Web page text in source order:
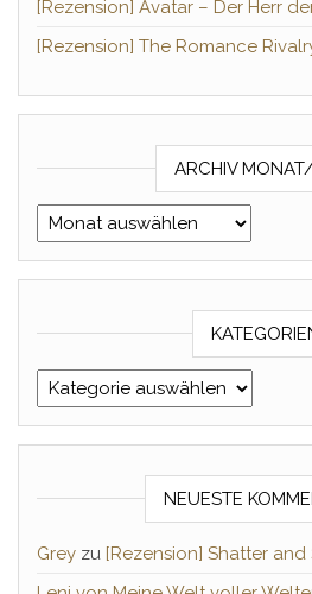
[Rezension] Avatar – Der Herr
[Rezension] The Romance
ARCHIV
Archiv Monat/Jahr
Kategorien
NEUESTE
Grey zu [Rezension] Shatter and